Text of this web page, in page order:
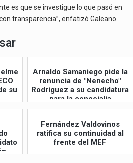
es que se investigue lo que pasó en
transparencia”, enfatizó Galeano.
su
Arnaldo Samaniego pide la
renuncia de "Nenecho"
Rodríguez a su candidatura
para la concejalía
Fernández Valdovinos
ratifica su continuidad al
frente del MEF